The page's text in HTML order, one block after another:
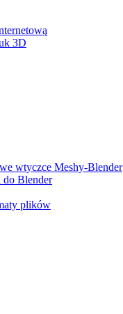
3D
wtyczce Meshy-Blender
do Blender
plików